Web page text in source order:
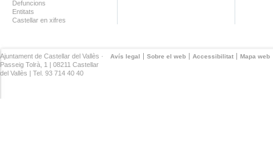
Defuncions
Entitats
Castellar en xifres
Avís legal Sobre el web Accessibilitat Mapa web
Ajuntament de Castellar del Vallès ·
Passeig Tolrà, 1 | 08211 Castellar
del Vallès | Tel. 93 714 40 40